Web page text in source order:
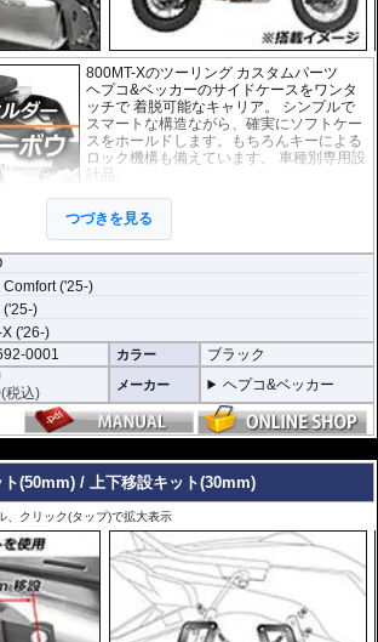
800MT-Xのツーリング カスタムパーツ
ヘプコ&ベッカーのサイドケースをワンタ
ッチで 着脱可能なキャリア。 シンプルで
スマートな構造ながら、確実にソフトケー
スをホールドします。もちろんキーによる
ロック機構も備えています。 車種別専用設
計品。
※耐加重 : 片側 5kg (ケース、バッグの自重
を除く)
※サイドケースは別売です。こちらからお
)もあります。
つづきを見る
Comfort ('25-)
('25-)
('26-)
0001 カラー ブラック
(税込) メーカー ヘプコ&ベッカー
(50mm) / 上下移設キット(30mm)
、クリック(タップ)で拡大表示